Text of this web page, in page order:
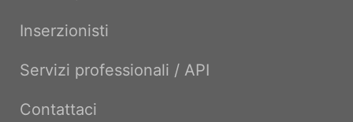
Inserzionisti
Servizi professionali / API
Contattaci